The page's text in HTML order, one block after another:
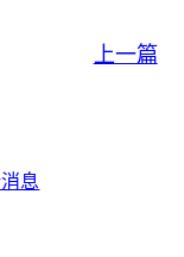
上一篇
息